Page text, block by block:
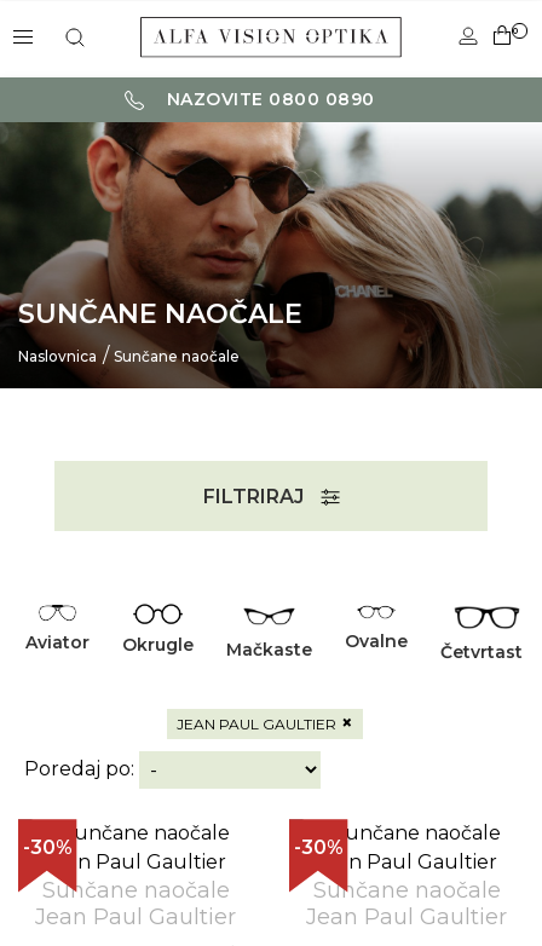
0
NAZOVITE 0800 0890
SUNČANE NAOČALE
Naslovnica Sunčane naočale
FILTRIRAJ
Aviator Okrugle Mačkaste Ovalne Četvrtaste
JEAN PAUL GAULTIER ×
Poredaj po:
-30%
Sunčane naočale
Jean Paul Gaultier
-30%
Sunčane naočale
Jean Paul Gaultier